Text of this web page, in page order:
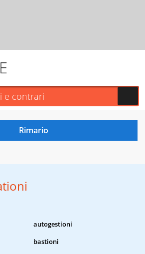
autogestioni
bastioni